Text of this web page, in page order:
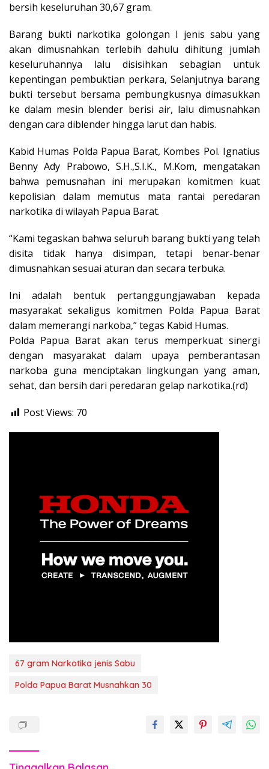
bersih keseluruhan 30,67 gram.
Barang bukti narkotika golongan I jenis sabu yang
akan dimusnahkan terlebih dahulu dihitung jumlah
keseluruhannya lalu disisihkan sebagian untuk
kepentingan pembuktian perkara, Selanjutnya barang
bukti tersebut bersama pembungkusnya dimasukkan
ke dalam mesin blender berisi air, lalu dimusnahkan
dengan cara diblender hingga larut dan habis.
Kabid Humas Polda Papua Barat, Kombes Pol. Ignatius
Benny Ady Prabowo, S.H.,S.I.K., M.Kom, mengatakan
bahwa pemusnahan ini merupakan komitmen kuat
kepolisian dalam memutus mata rantai peredaran
narkotika di wilayah Papua Barat.
“Kami tegaskan bahwa seluruh barang bukti yang telah
disita tidak hanya disimpan, tetapi benar-benar
dimusnahkan sesuai aturan dan secara terbuka.
Ini adalah bentuk pertanggungjawaban kepada
masyarakat sekaligus komitmen Polda Papua Barat
dalam memerangi narkoba,” tegas Kabid Humas.
Polda Papua Barat akan terus memperkuat sinergi
dengan masyarakat dalam upaya pemberantasan
narkoba guna menciptakan lingkungan yang aman,
sehat, dan bersih dari peredaran gelap narkotika.(rd)
Post Views: 70
67 gram Narkotika jenis Sabu
Polda Papua Barat Musnahkan 30